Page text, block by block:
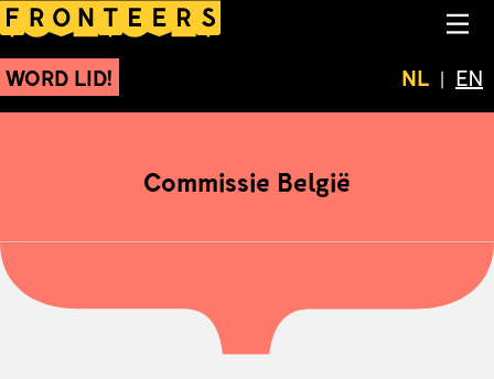
Commissie België
WORD LID! Huidige
NL EN
Commissie België